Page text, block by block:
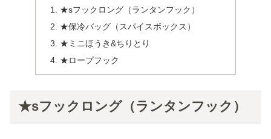
★sフックロング（ランタンフック）
★保冷バッグ（スパイスボックス）
★ミニほうき&ちりとり
★ロープフック
★sフックロング（ランタンフック）